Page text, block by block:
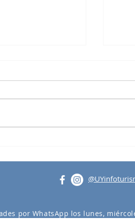
por WhatsApp los lunes,